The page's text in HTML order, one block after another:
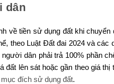
dân
về tiền sử dụng đất khi
theo Luật Đất đai 2024 và các
dân phải trả 100% phần
đất lên sát hoặc gần theo giá
đích sử dụng đất.